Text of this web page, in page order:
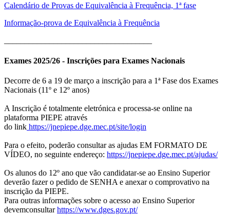
Calendário de Provas de Equivalência à Frequência, 1ª fase
Informação-prova de Equivalência à Frequência
Exames 2025/26 - Inscrições para Exames Nacionais
Decorre de 6 a 19 de março a inscrição para a 1ª Fase dos Exames
Nacionais (11º e 12º anos)
A Inscrição é totalmente eletrónica e processa-se online na
plataforma PIEPE através
do link https://jnepiepe.dge.mec.pt/site/login
Para o efeito, poderão consultar as ajudas EM FORMATO DE
VÍDEO, no seguinte endereço: https://jnepiepe.dge.mec.pt/ajudas/
Os alunos do 12º ano que vão candidatar-se ao Ensino Superior
deverão fazer o pedido de SENHA e anexar o comprovativo na
inscrição da PIEPE.
Para outras informações sobre o acesso ao Ensino Superior
devemconsultarhttps://www.dges.gov.pt/